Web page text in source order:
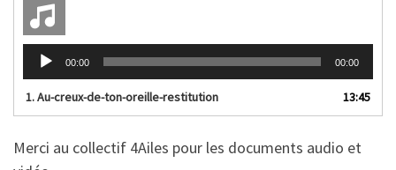
Lecteur
audio
00:00 00:00
1.Au-creux-de-ton-oreille-restitution 13:45
Merci au collectif 4Ailes pour les documents audio et